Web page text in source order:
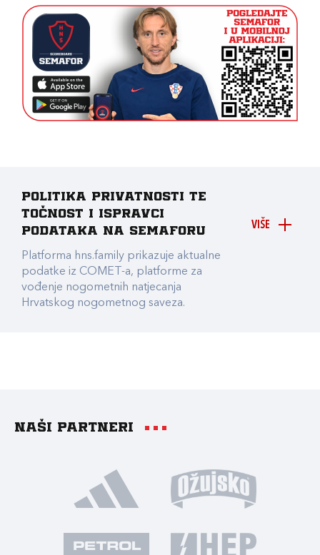
VIŠE
Politika privatnosti te
točnost i ispravci
podataka na Semaforu
Platforma hns.family prikazuje aktualne
podatke iz COMET-a, platforme za
vođenje nogometnih natjecanja
Hrvatskog nogometnog saveza.
Naši partneri